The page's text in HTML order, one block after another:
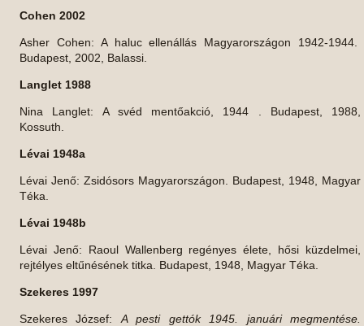
Cohen 2002
Asher Cohen: A haluc ellenállás Magyarországon 1942-1944.
Budapest, 2002, Balassi.
Langlet 1988
Nina Langlet: A svéd mentőakció, 1944 . Budapest, 1988,
Kossuth.
Lévai 1948a
Lévai Jenő: Zsidósors Magyarországon. Budapest, 1948, Magyar
Téka.
Lévai 1948b
Lévai Jenő: Raoul Wallenberg regényes élete, hősi küzdelmei,
rejtélyes eltűnésének titka. Budapest, 1948, Magyar Téka.
Szekeres 1997
Szekeres József: A pesti gettók 1945. januári megmentése.